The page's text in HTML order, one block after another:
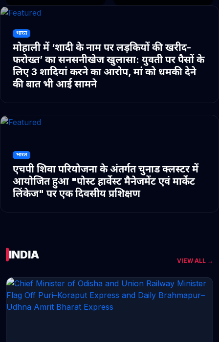
भारत
मोहाली में ‘शादी के नाम पर लड़कियों की खरीद-
फरोख्त’ का सनसनीखेज खुलासा: युवती पर पैसों के
लिए 3 शादियां करने का आरोप, मां को धमकी देने
की बात भी आई सामने
भारत
एचपी शिवा परियोजना के अंतर्गत चुनाड क्लस्टर में
आयोजित हुआ "पोस्ट हार्वेस्ट मैनेजमेंट एवं मार्केट
लिंकेज" पर एक दिवसीय प्रशिक्षण
INDIA VIEW ALL →